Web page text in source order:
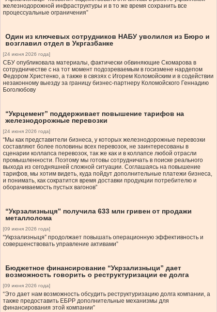
железнодорожной инфраструктуры и в то же время сохранить все
процессуальные ограничения”
Один из ключевых сотрудников НАБУ уволился из Бюро и
возглавил отдел в Укргазбанке
[24 июня 2026 года]
СБУ опубликовала материалы, фактически обвиняющие Скомарова в
сотрудничестве с на тот момент подозреваемым в госизмене нардепом
Федором Христенко, а также в связях с Игорем Коломойским и в содействии
незаконному выезду за границу бизнес-партнеру Коломойского Геннадию
Боголюбову
“Укрцемент” поддерживает повышение тарифов на
железнодорожные перевозки
[24 июня 2026 года]
“Мы как представители бизнеса, у которых железнодорожные перевозки
составляют более половины всех перевозок, не заинтересованы в
сценарии коллапса перевозок, так же как и в коллапсе любой отрасли
промышленности. Поэтому мы готовы сотрудничать в поиске реального
выхода из сегодняшней сложной ситуации. Соглашаясь на повышение
тарифов, мы хотим видеть, куда пойдут дополнительные платежи бизнеса,
и понимать, как сократится время доставки продукции потребителю и
оборачиваемость пустых вагонов”
“Укрзализныця” получила 633 млн гривен от продажи
металлолома
[09 июня 2026 года]
“Укрзализныця” продолжает повышать операционную эффективность и
совершенствовать управление активами”
Бюджетное финансирование “Укрзализныци” дает
возможность говорить о реструктуризации ее долга
[09 июня 2026 года]
“Это дает нам возможность обсудить реструктуризацию долга компании, а
также предоставить ЕБРР дополнительные механизмы для
финансирования этой компании”